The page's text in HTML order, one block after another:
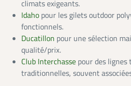
climats exigeants.
Idaho pour les gilets outdoor
fonctionnels.
Ducatillon pour une sélection
qualité/prix.
Club Interchasse pour des
traditionnelles, souvent